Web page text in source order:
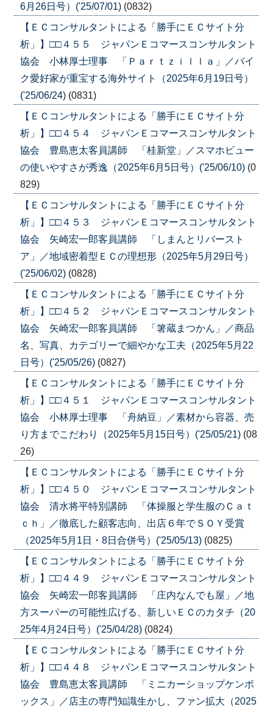
6月26日号）('25/07/01) (0832)
【ＥＣコンサルタントによる「勝手にＥＣサイト分
析」】□□４５５ ジャパンＥコマースコンサルタント
協会 小林厚士理事 「Ｐａｒｔｚｉｌｌａ」／バイ
ク愛好家が重宝する海外サイト（2025年6月19日号）
('25/06/24) (0831)
【ＥＣコンサルタントによる「勝手にＥＣサイト分
析」】□□４５４ ジャパンＥコマースコンサルタント
協会 豊島恵太客員講師 「桂新堂」／スマホビュー
の使いやすさが秀逸（2025年6月5日号）('25/06/10) (0
829)
【ＥＣコンサルタントによる「勝手にＥＣサイト分
析」】□□４５３ ジャパンＥコマースコンサルタント
協会 矢崎宏一郎客員講師 「しまんとリバースト
ア」／地域密着型ＥＣの理想形（2025年5月29日号）
('25/06/02) (0828)
【ＥＣコンサルタントによる「勝手にＥＣサイト分
析」】□□４５２ ジャパンＥコマースコンサルタント
協会 矢崎宏一郎客員講師 「箸蔵まつかん」／商品
名、写真、カテゴリーで細やかな工夫（2025年5月22
日号）('25/05/26) (0827)
【ＥＣコンサルタントによる「勝手にＥＣサイト分
析」】□□４５１ ジャパンＥコマースコンサルタント
協会 小林厚士理事 「舟納豆」／素材から容器、売
り方までこだわり（2025年5月15日号）('25/05/21) (08
26)
【ＥＣコンサルタントによる「勝手にＥＣサイト分
析」】□□４５０ ジャパンＥコマースコンサルタント
協会 清水将平特別講師 「体操服と学生服のＣａｔ
ｃｈ」／徹底した顧客志向、出店６年でＳＯＹ受賞
（2025年5月1日・8日合併号）('25/05/13) (0825)
【ＥＣコンサルタントによる「勝手にＥＣサイト分
析」】□□４４９ ジャパンＥコマースコンサルタント
協会 矢崎宏一郎客員講師 「庄内なんでも屋」／地
方スーパーの可能性広げる、新しいＥＣのカタチ（20
25年4月24日号）('25/04/28) (0824)
【ＥＣコンサルタントによる「勝手にＥＣサイト分
析」】□□４４８ ジャパンＥコマースコンサルタント
協会 豊島恵太客員講師 「ミニカーショップケンボ
ックス」／店主の専門知識生かし、ファン拡大（2025